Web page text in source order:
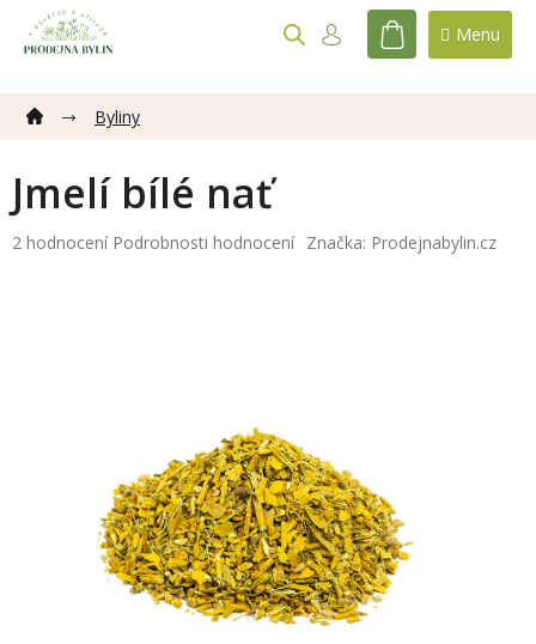
obsah
NÁKUPNÍ
Byliny
Jmelí bílé nať
Průměrné
2 hodnocení Podrobnosti hodnocení Značka: Prodejnabylin.cz